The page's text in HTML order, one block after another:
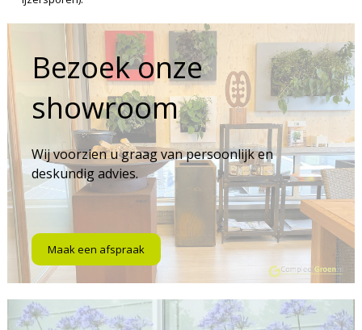
Bezoek onze
showroom
Wij voorzien u graag van persoonlijk en
deskundig advies.
Maak een afspraak